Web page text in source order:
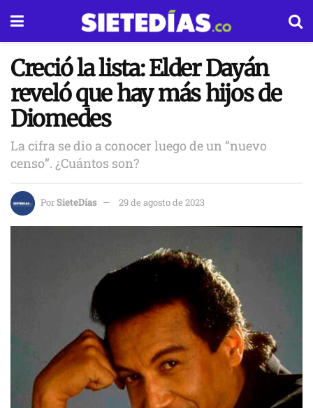
Creció la lista: Elder Dayán
reveló que hay más hijos de
Diomedes
La cifra se dio a conocer luego de un “nuevo
censo”. ¿Cuántos son?
PorSieteDías 29 de agosto de 2023